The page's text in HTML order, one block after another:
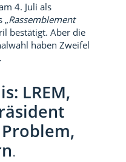
4. Juli als
„Rassemblement
bestätigt. Aber die
haben Zweifel
LREM,
.